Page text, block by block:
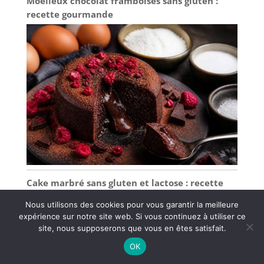
recette gourmande
Cake marbré sans gluten et lactose : recette
Nous utilisons des cookies pour vous garantir la meilleure
expérience sur notre site web. Si vous continuez à utiliser ce
site, nous supposerons que vous en êtes satisfait.
OK